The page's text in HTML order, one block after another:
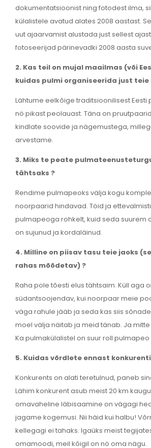
dokumentatsioonist ning fotodest ilma,
külalistele avatud alates 2008 aastast.
uut ajaarvamist alustada just sellest
fotoseerijad pärinevadki 2008 aasta
2. Kas teil on mujal maailmas (või
kuidas pulmi organiseerida just teie
Lähtume eelkõige traditsioonilisest Eesti
nö pikast peolauast. Täna on
kindlate soovide ja nägemustega,
arvestame.
3. Miks te peate
tähtsaks ?
Rendime pulmapeoks välja kogu
noorpaarid hindavad. Töid ja
pulmapeoga rohkelt, kuid seda suurem
on sujunud ja kordaläinud.
4. Milline on piisav tasu teie jaoks
rahas mõõdetav) ?
Raha pole tõesti elus tähtsaim. Küll aga
südantsoojendav, kui noorpaar meie
väga rahule jääb ja seda kas siis
moel välja näitab ja meid tänab. Ja
Ka pulmakülalistel on suur roll
5. Kuidas võrdlete ennast
Konkurents on alati teretulnud, paneb
Lähim konkurent asub meist 20 km
omavaheline läbisaamine on vägagi
jagame kogemusi. Nii häid kui halbu!
kellegagi ei tahaks. Igaüks meist
omamoodi, meil kõigil on nö oma nägu.